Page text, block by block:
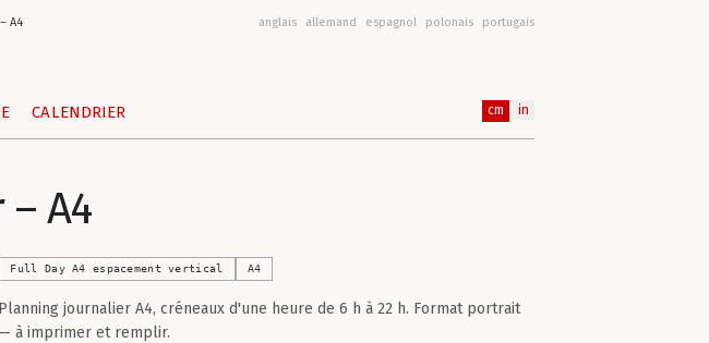
A4 anglais allemand espagnol polonais portugais
CALENDRIER cm in
A4
Full Day A4 espacement vertical A4
Planning journalier A4, créneaux d'une heure de 6 h à 22 h. Format portrait
— à imprimer et remplir.